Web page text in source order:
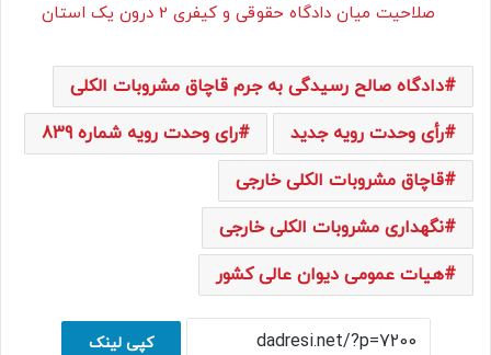
صلاحیت میان دادگاه حقوقی و کیفری 2 درون یک استان
دادگاه صالح رسیدگی به جرم قاچاق مشروبات الکلی
رأی وحدت رویه جدید
رای وحدت‌ رویه شماره 839
قاچاق مشروبات الکلی خارجی
نگهداری مشروبات الکلی خارجی
هیات عمومی دیوان عالی کشور
کپی لینک